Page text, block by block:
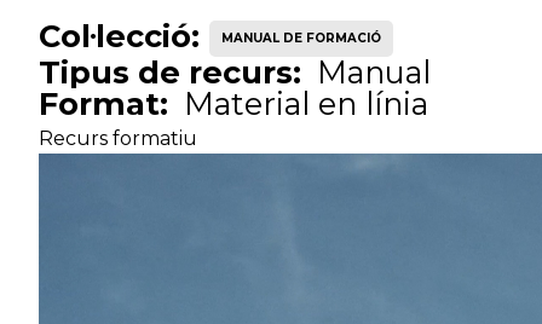
Tècnic
especialista
Serveis de suport
Col·lecció: MANUAL DE FORMACIÓ
Tipus de recurs: Manual
Format: Material en línia
Recurs formatiu